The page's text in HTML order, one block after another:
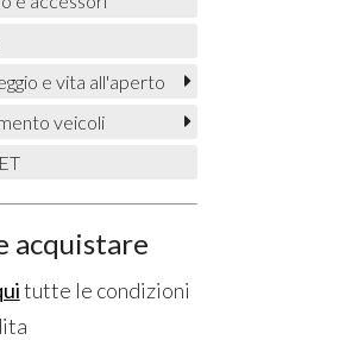
e vita all'aperto
veicoli
acquistare
tutte le condizioni